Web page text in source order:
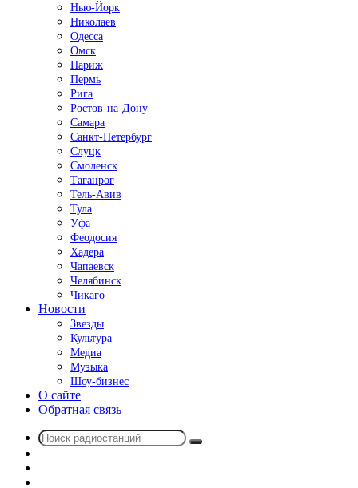
Нью-Йорк
Николаев
Одесса
Омск
Париж
Пермь
Рига
Ростов-на-Дону
Самара
Санкт-Петербург
Слуцк
Смоленск
Таганрог
Тель-Авив
Тула
Уфа
Феодосия
Хадера
Чапаевск
Челябинск
Чикаго
Новости
Звезды
Культура
Медиа
Музыка
Шоу-бизнес
О сайте
Обратная связь
Поиск